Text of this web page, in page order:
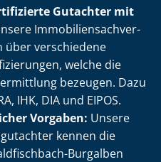
Gutachter mit
Im­mo­bi­li­en­sach­ver­
über verschiedene
welche die
bezeugen. Dazu
IHK, DIA und EIPOS.
Vorgaben: Unsere
kennen die
Burgalben